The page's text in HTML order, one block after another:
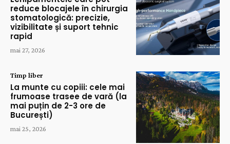
reduce blocajele în chirurgia
stomatologică: precizie,
vizibilitate și suport tehnic
rapid
mai 27, 2026
Timp liber
La munte cu copiii: cele mai
frumoase trasee de vară (la
mai puțin de 2-3 ore de
București)
mai 25, 2026